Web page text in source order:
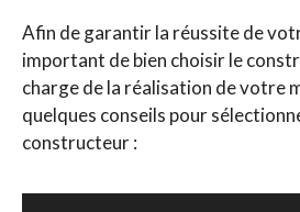
Afin de garantir la réussite de
important de bien choisir le
charge de la réalisation de votre
quelques conseils pour
constructeur :